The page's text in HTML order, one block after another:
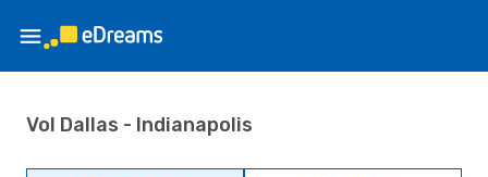
Vol Dallas - Indianapolis